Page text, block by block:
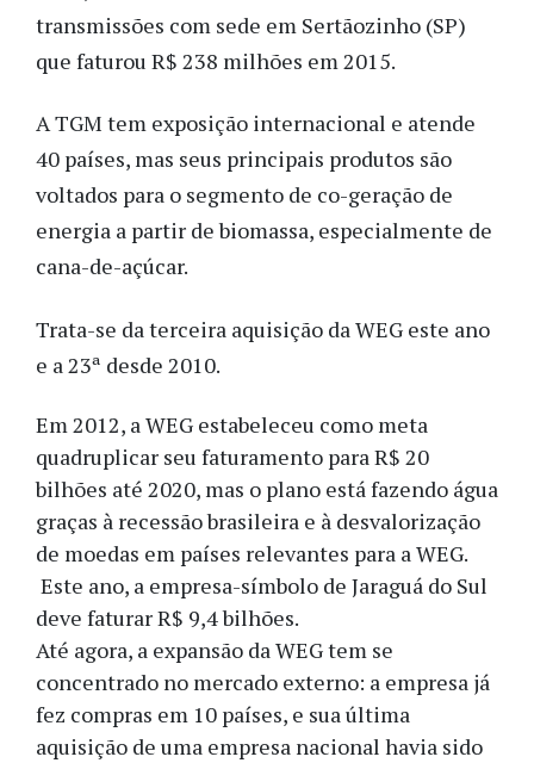
transmissões com sede em Sertãozinho (SP)
que faturou R$ 238 milhões em 2015.
A TGM tem exposição internacional e atende
40 países, mas seus principais produtos são
voltados para o segmento de co-geração de
energia a partir de biomassa, especialmente de
cana-de-açúcar.
Trata-se da terceira aquisição da WEG este ano
e a 23ª desde 2010.
Em 2012, a WEG estabeleceu como meta
quadruplicar seu faturamento para R$ 20
bilhões até 2020, mas o plano está fazendo água
graças à recessão brasileira e à desvalorização
de moedas em países relevantes para a WEG.
Este ano, a empresa-símbolo de Jaraguá do Sul
deve faturar R$ 9,4 bilhões.
Até agora, a expansão da WEG tem se
concentrado no mercado externo: a empresa já
fez compras em 10 países, e sua última
aquisição de uma empresa nacional havia sido